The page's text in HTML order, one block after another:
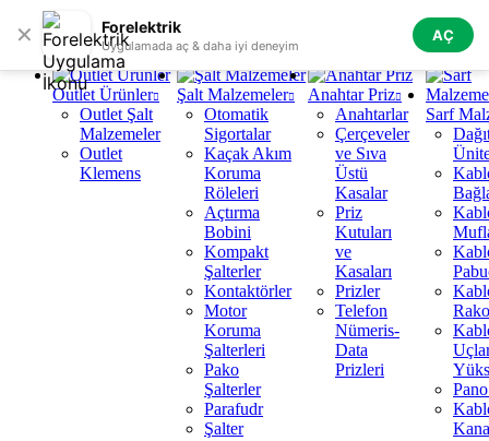
✕ Forelektrik
Uygulamada aç & daha iyi deneyim
AÇ
Skip to navigation Skip to main content
Tüm Kategoriler
Outlet Ürünler
Outlet Şalt
Malzemeler
Outlet
Klemens
Şalt Malzemeler
Otomatik
Sigortalar
Kaçak Akım
Koruma
Röleleri
Açtırma
Bobini
Kompakt
Şalterler
Kontaktörler
Motor
Koruma
Şalterleri
Pako
Şalterler
Parafudr
Şalter
Anahtar Priz
Anahtarlar
Çerçeveler
ve Sıva
Üstü
Kasalar
Priz
Kutuları
ve
Kasaları
Prizler
Telefon
Nümeris-
Data
Prizleri
Sarf